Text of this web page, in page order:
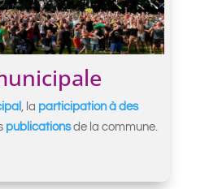
, la participation à des
publicationsde la commune.